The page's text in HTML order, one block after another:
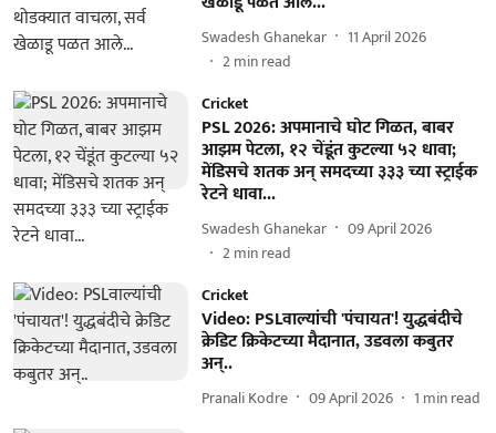
Swadesh Ghanekar
11 April 2026
2min read
Cricket
PSL 2026: अपमानाचे घोट गिळत, बाबर
आझम पेटला, १२ चेंडूंत कुटल्या ५२ धावा;
मेंडिसचे शतक अन् समदच्या ३३३ च्या स्ट्राईक
रेटने धावा...
Swadesh Ghanekar
09 April 2026
2min read
Cricket
Video: PSLवाल्यांची 'पंचायत'! युद्धबंदीचे
क्रेडिट क्रिकेटच्या मैदानात, उडवला कबुतर
अन्..
Pranali Kodre 09 April 2026 1 min read